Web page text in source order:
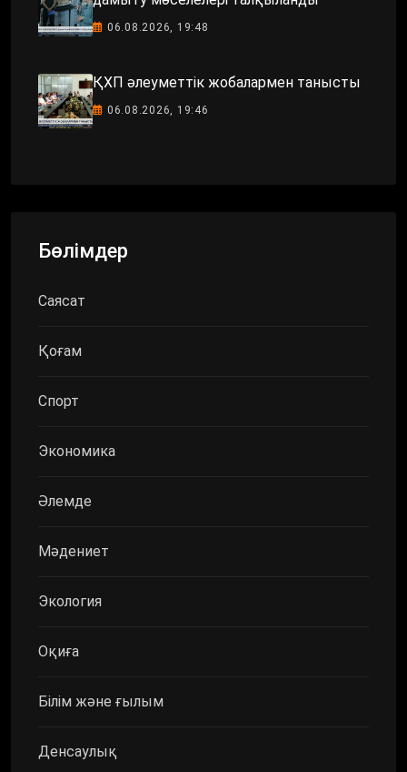
06.08.2026, 19:48
ҚХП әлеуметтік жобалармен танысты
06.08.2026, 19:46
Бөлімдер
Саясат
Қоғам
Спорт
Экономика
Әлемде
Мәдениет
Экология
Оқиға
Білім және ғылым
Денсаулық